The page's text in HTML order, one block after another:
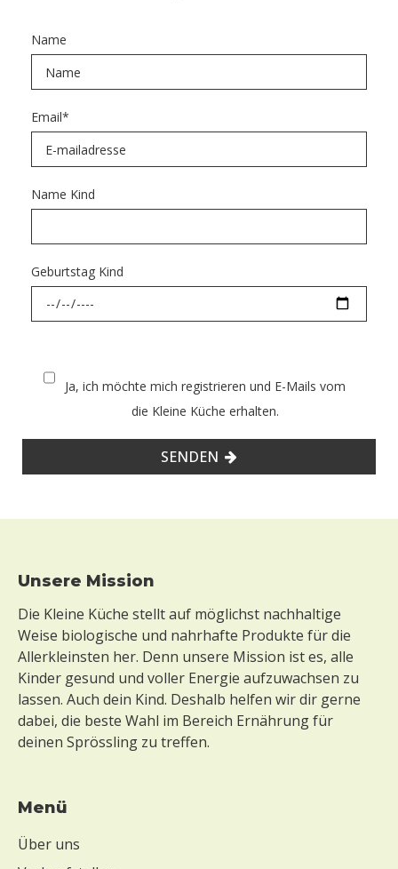
Name
Email*
Name Kind
Geburtstag Kind
Ja, ich möchte mich registrieren und E-Mails vom
die Kleine Küche erhalten.
SENDEN
Footer
Unsere Mission
Die Kleine Küche stellt auf möglichst nachhaltige
Weise biologische und nahrhafte Produkte für die
Allerkleinsten her. Denn unsere Mission ist es, alle
Kinder gesund und voller Energie aufzuwachsen zu
lassen. Auch dein Kind. Deshalb helfen wir dir gerne
dabei, die beste Wahl im Bereich Ernährung für
deinen Sprössling zu treffen.
Menü
Über uns